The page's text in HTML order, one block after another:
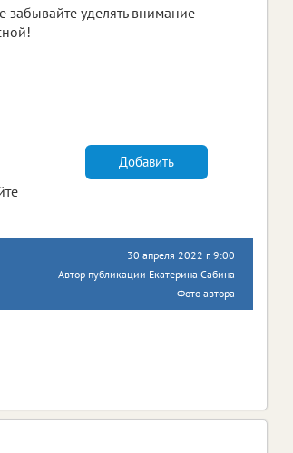
забывайте уделять внимание
Добавить
30 апреля 2022 г. 9:00
Автор публикации Екатерина Сабина
Фото автора